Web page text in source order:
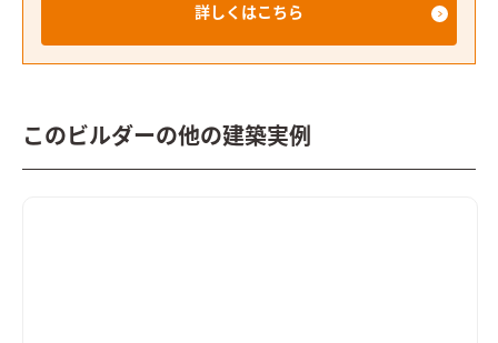
詳しくはこちら
このビルダーの他の建築実例